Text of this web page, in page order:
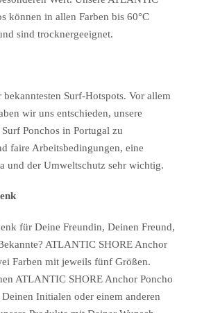
können in allen Farben bis 60°C
sind trocknergeeignet.
bekanntesten Surf-Hotspots. Vor allem
wir uns entschieden, unsere
Ponchos in Portugal zu
faire Arbeitsbedingungen, eine
und der Umweltschutz sehr wichtig.
für Deine Freundin, Deinen Freund,
ATLANTIC SHORE Anchor
Farben mit jeweils fünf Größen.
ATLANTIC SHORE Anchor Poncho
Initialen oder einem anderen